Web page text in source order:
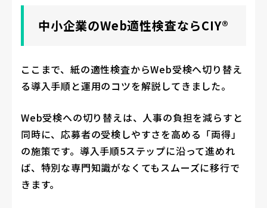
中小企業のWeb適性検査ならCIY®
ここまで、紙の適性検査からWeb受検へ切り替え
る導入手順と運用のコツを解説してきました。
Web受検への切り替えは、人事の負担を減らすと
同時に、応募者の受検しやすさを高める「両得」
の施策です。導入手順5ステップに沿って進めれ
ば、特別な専門知識がなくてもスムーズに移行で
きます。